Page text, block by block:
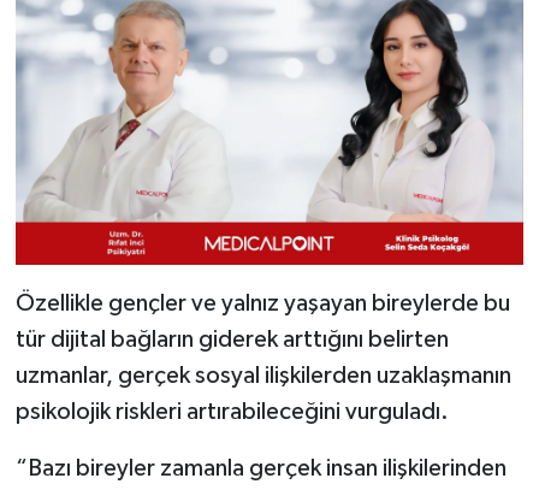
Özellikle gençler ve yalnız yaşayan bireylerde bu
tür dijital bağların giderek arttığını belirten
uzmanlar, gerçek sosyal ilişkilerden uzaklaşmanın
psikolojik riskleri artırabileceğini vurguladı.
“Bazı bireyler zamanla gerçek insan ilişkilerinden